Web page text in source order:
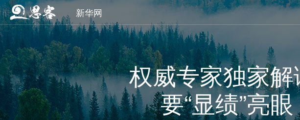
新华网
权威专家独家
要“显绩”亮